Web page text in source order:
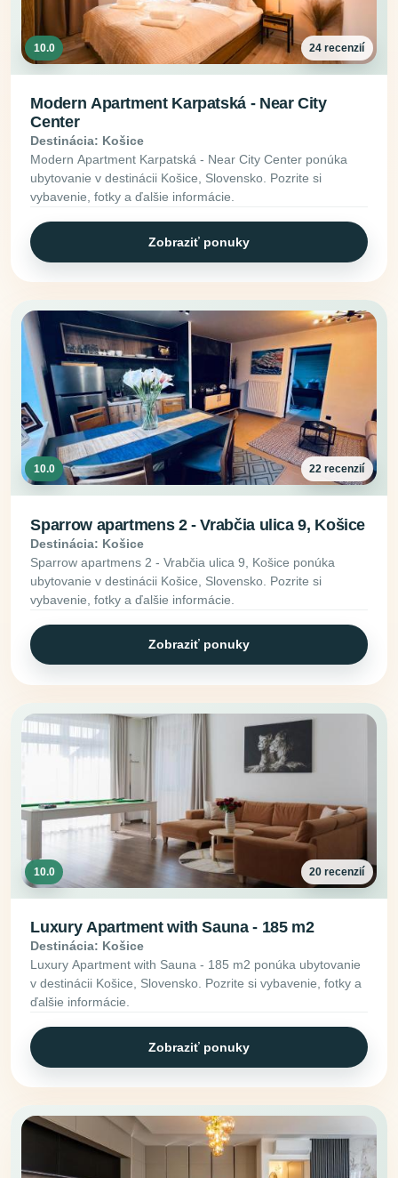
10.0 24 recenzií
Modern Apartment Karpatská - Near City
Center
Destinácia: Košice
Modern Apartment Karpatská - Near City Center ponúka
ubytovanie v destinácii Košice, Slovensko. Pozrite si
vybavenie, fotky a ďalšie informácie.
Zobraziť ponuky
10.0 22 recenzií
Sparrow apartmens 2 - Vrabčia ulica 9, Košice
Destinácia: Košice
Sparrow apartmens 2 - Vrabčia ulica 9, Košice ponúka
ubytovanie v destinácii Košice, Slovensko. Pozrite si
vybavenie, fotky a ďalšie informácie.
Zobraziť ponuky
10.0 20 recenzií
Luxury Apartment with Sauna - 185 m2
Destinácia: Košice
Luxury Apartment with Sauna - 185 m2 ponúka ubytovanie
v destinácii Košice, Slovensko. Pozrite si vybavenie, fotky a
ďalšie informácie.
Zobraziť ponuky